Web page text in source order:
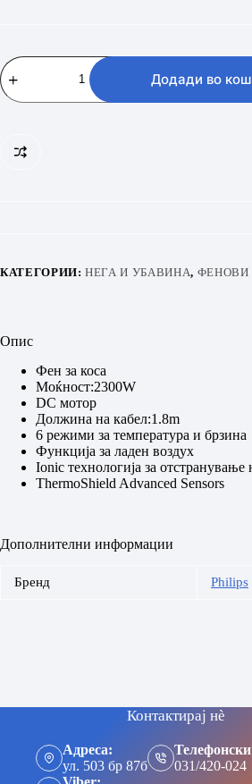
PHILIPS
BHD
512/00
Додади во
КАТЕГОРИИ:НЕГА И УБАВИНА, ФЕНОВИ
Опис
Фен за коса
Моќност:2300W
DC мотор
Должина на кабел:1.8m
6 режими за температура и брзина
Функција за ладен воздух
Ionic технологија за отстранување
ThermoShield Advanced Sensors
Дополнителни информации
Бренд Philips
Контактирај нè
Адреса:
ул. 503 бр 87б
Телефонски
031/420-024